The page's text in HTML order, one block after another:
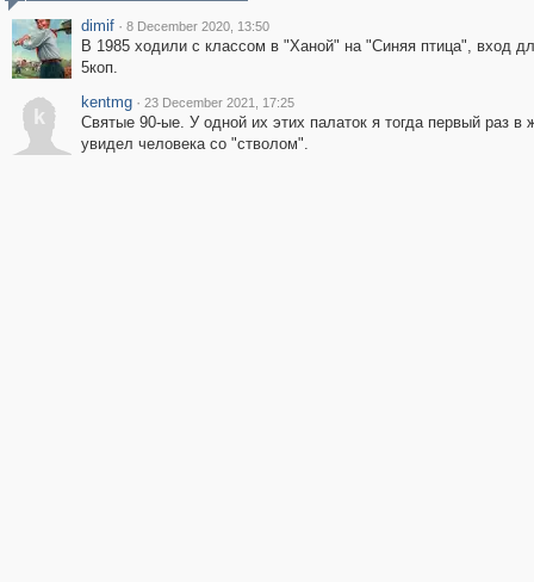
dimif · 8 December 2020, 13:50
В 1985 ходили с классом в "Ханой" на "Синяя птица", вход
5коп.
k
kentmg · 23 December 2021, 17:25
Святые 90-ые. У одной их этих палаток я тогда первый раз в
увидел человека со "стволом".